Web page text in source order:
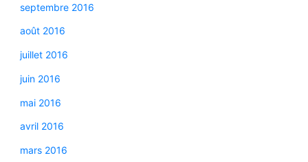
septembre 2016
août 2016
juillet 2016
juin 2016
mai 2016
avril 2016
mars 2016